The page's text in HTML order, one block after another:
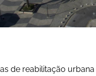
de reabilitação